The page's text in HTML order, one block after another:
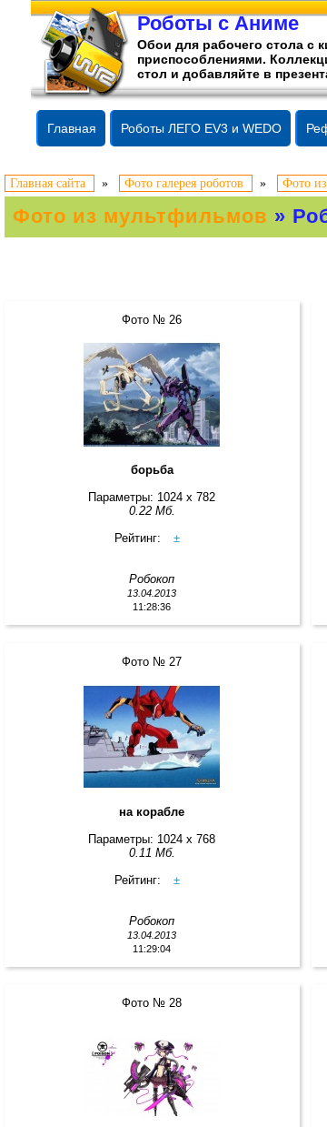
Роботы с Аниме
Обои для рабочего стола c
приспособлениями.
стол и добавляйте в
Главная Роботы ЛЕГО EV3 и WEDO
Главная сайта » Фото галерея роботов » Фото
Фото из мультфильмов »
Фото № 26
борьба
Параметры: 1024 x 782
0.22 Мб.
Рейтинг:
±
Робокоп
13.04.2013
11:28:36
Фото № 27
на корабле
Параметры: 1024 x 768
0.11 Мб.
Рейтинг:
±
Робокоп
13.04.2013
11:29:04
Фото № 28